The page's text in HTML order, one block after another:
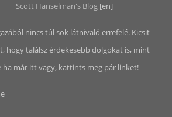
Scott Hanselman's Blog [en]
nincs túl sok látnivaló errefelé. Kicsit
hogy találsz érdekesebb dolgokat is, mint
ha már itt vagy, kattints meg pár linket!